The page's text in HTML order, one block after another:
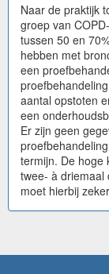
Naar de praktijk
groep van
tussen 50 en
hebben met
een
aantal opstoten
een
Er zijn geen
termijn. De hoge
twee- à driemaal
moet hierbij